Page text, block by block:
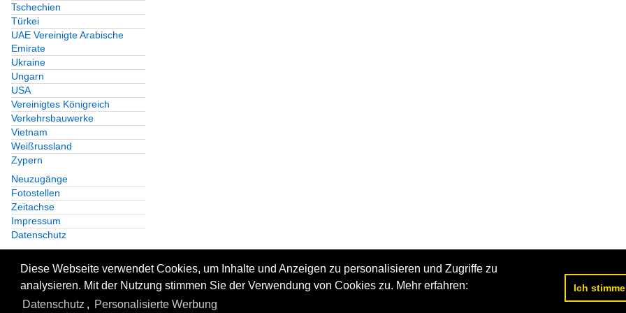
Tschechien
Türkei
UAE Vereinigte Arabische
Emirate
Ukraine
Ungarn
USA
Vereinigtes Königreich
Verkehrsbauwerke
Vietnam
Weißrussland
Zypern
Neuzugänge
Fotostellen
Zeitachse
Impressum
Datenschutz
Datenschutzerklärung
Diese Webseite verwendet Cookies, um Inhalte und Anzeigen zu personalisieren und Zugriffe zu
analysieren. Mit der Nutzung stimmen Sie der Verwendung von Cookies zu. Mehr erfahren:
Datenschutz , Personalisierte Werbung
Ich